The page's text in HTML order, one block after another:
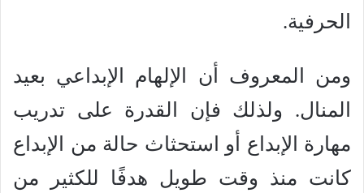
الحرفية.
ومن المعروف أن الإلهام الإبداعي بعيد
المنال. ولذلك فإن القدرة على تدريب
مهارة الإبداع أو استحثاث حالة من الإبداع
كانت منذ وقت طويل هدفًا للكثير من